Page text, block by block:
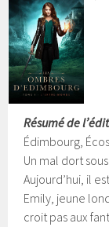
Résumé de
Édimbourg,
Un mal dort
Aujourd’hui, il
Emily, jeune
croit pas aux